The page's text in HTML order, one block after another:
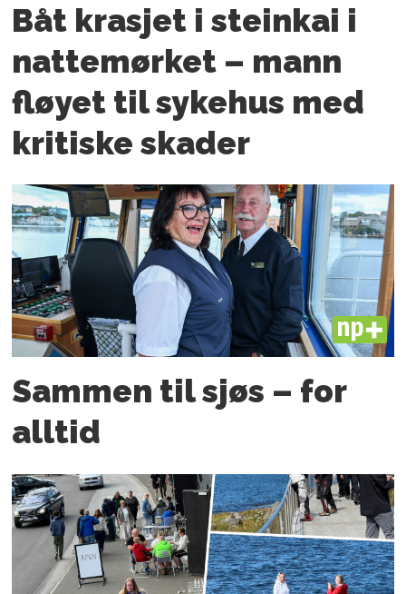
Båt krasjet i steinkai i
nattemørket – mann
fløyet til sykehus med
kritiske skader
PLUS
Sammen til sjøs – for
alltid